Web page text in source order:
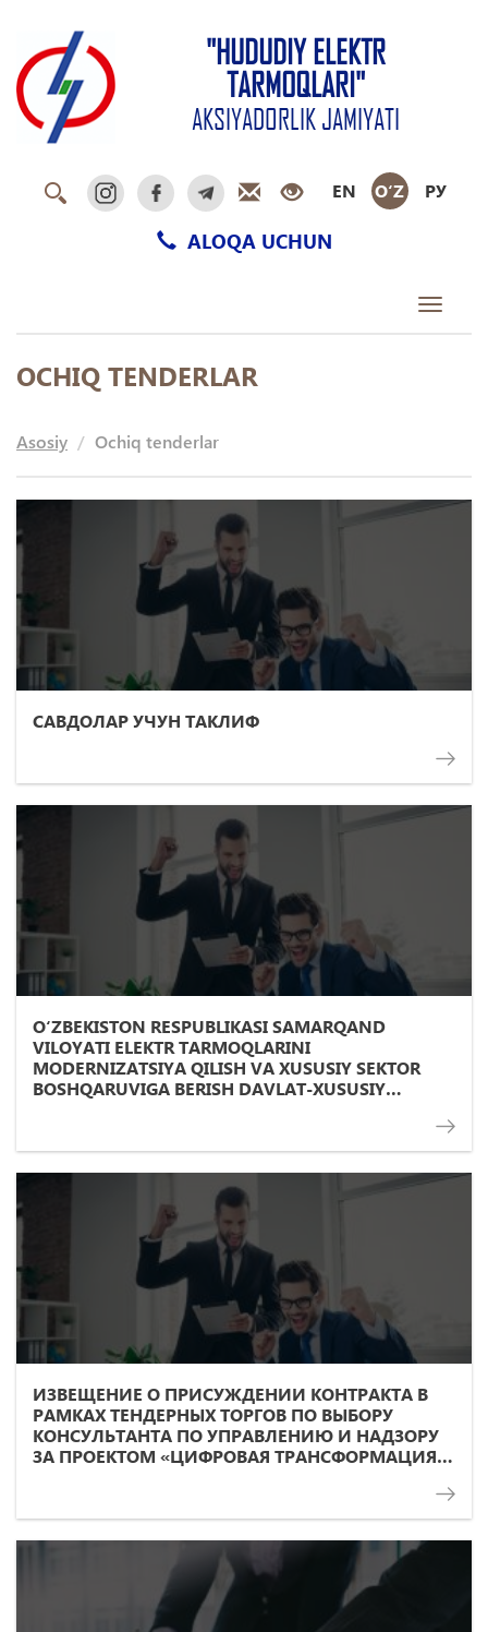
"HUDUDIY ELEKTR
TARMOQLARI"
AKSIYADORLIK JAMIYATI
EN O‘Z РУ
ALOQA UCHUN
Toggle
OCHIQ TENDERLAR
Asosiy Ochiq tenderlar
САВДОЛАР УЧУН ТАКЛИФ
O‘ZBEKISTON RESPUBLIKASI SAMARQAND
VILOYATI ELEKTR TARMOQLARINI
MODERNIZATSIYA QILISH VA XUSUSIY SEKTOR
BOSHQARUVIGA BERISH DAVLAT-XUSUSIY
ИЗВЕЩЕНИЕ О ПРИСУЖДЕНИИ КОНТРАКТА В
РАМКАХ ТЕНДЕРНЫХ ТОРГОВ ПО ВЫБОРУ
КОНСУЛЬТАНТА ПО УПРАВЛЕНИЮ И НАДЗОРУ
ЗА ПРОЕКТОМ «ЦИФРОВАЯ ТРАНСФОРМАЦИЯ И